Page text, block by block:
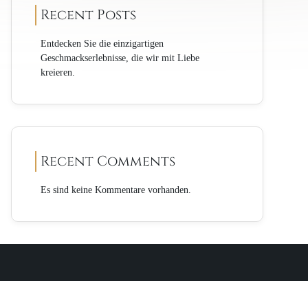
Recent Posts
Entdecken Sie die einzigartigen
Geschmackserlebnisse, die wir mit Liebe
kreieren.
Recent Comments
Es sind keine Kommentare vorhanden.